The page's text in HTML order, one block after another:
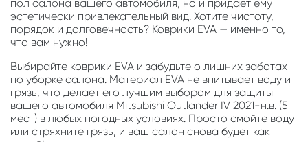
пол салона вашего автомобиля, но и придает ему
эстетически привлекательный вид. Хотите чистоту,
порядок и долговечность? Коврики EVA — именно то,
что вам нужно!
Выбирайте коврики EVA и забудьте о лишних заботах
по уборке салона. Материал EVA не впитывает воду и
грязь, что делает его лучшим выбором для защиты
вашего автомобиля Mitsubishi Outlander IV 2021-н.в. (5
мест) в любых погодных условиях. Просто смойте воду
или стряхните грязь, и ваш салон снова будет как